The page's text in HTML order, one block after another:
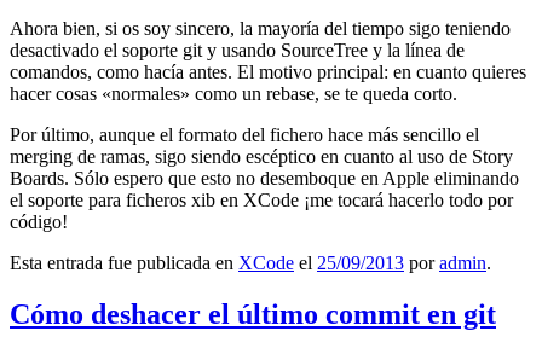
Ahora bien, si os soy sincero, la mayoría del tiempo sigo teniendo
desactivado el soporte git y usando SourceTree y la línea de
comandos, como hacía antes. El motivo principal: en cuanto quieres
hacer cosas «normales» como un rebase, se te queda corto.
Por último, aunque el formato del fichero hace más sencillo el
merging de ramas, sigo siendo escéptico en cuanto al uso de Story
Boards. Sólo espero que esto no desemboque en Apple eliminando
el soporte para ficheros xib en XCode ¡me tocará hacerlo todo por
código!
Esta entrada fue publicada en XCode el 25/09/2013 poradmin.
Cómo deshacer el último commit en git